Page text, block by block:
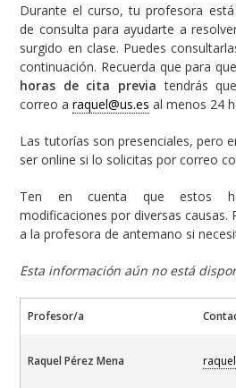
Durante el curso, tu profesora
de consulta para ayudarte a
surgido en clase. Puedes
continuación. Recuerda que para
horas de cita previa tendrás
correo araquel@us.es al menos 24
Las tutorías son presenciales, pero
ser online si lo solicitas por correo
Ten en cuenta que estos
modificaciones por diversas causas.
a la profesora de antemano si
Esta información aún no está
Profesor/a
Raquel Pérez Mena